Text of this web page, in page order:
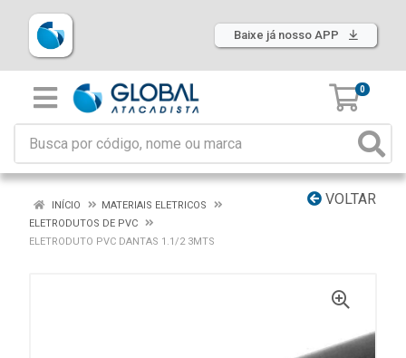
Baixe já nosso APP
0
VOLTAR
INÍCIO
MATERIAIS ELETRICOS
ELETRODUTOS DE PVC
ELETRODUTO PVC DANTAS 1.1/2 3MTS